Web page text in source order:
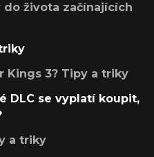
do života začínajících
Kings 3? Tipy a triky
DLC se vyplatí koupit,
a triky